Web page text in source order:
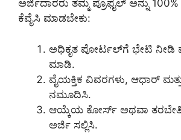
ಅರ್ಜಿದಾರರು ತಮ್ಮ ಪ್ರೊಫೈಲ್ ಅನ್ನು
ಕೆವೈಸಿ ಮಾಡಬೇಕು:
ಅಧಿಕೃತ ಪೋರ್ಟಲ್‌ಗೆ ಭೇಟಿ ನೀಡಿ
ಮಾಡಿ.
ವೈಯಕ್ತಿಕ ವಿವರಗಳು, ಆಧಾರ್
ನಮೂದಿಸಿ.
ಆಯ್ಕೆಯ ಕೋರ್ಸ್ ಅಥವಾ
ಅರ್ಜಿ ಸಲ್ಲಿಸಿ.